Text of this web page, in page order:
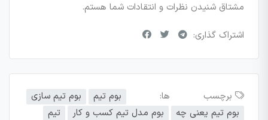
مشتاق شنیدن نظرات و انتقادات شما هستم.
اشتراک گذاری:
برچسب ها: بوم تیم
بوم تیم سازی
بوم تیم یعنی چه
بوم مدل تیم کسب و کار تیم